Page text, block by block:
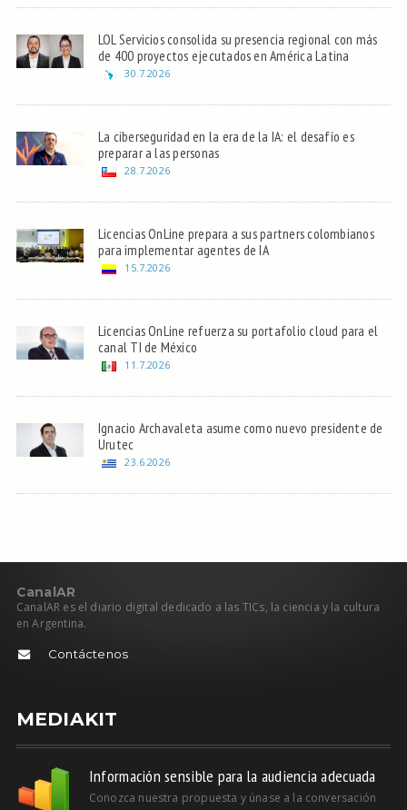
LOL Servicios consolida su presencia regional con más
de 400 proyectos ejecutados en América Latina
30.7.2026
La ciberseguridad en la era de la IA: el desafío es
preparar a las personas
28.7.2026
Licencias OnLine prepara a sus partners colombianos
para implementar agentes de IA
15.7.2026
Licencias OnLine refuerza su portafolio cloud para el
canal TI de México
11.7.2026
Ignacio Archavaleta asume como nuevo presidente de
Urutec
23.6.2026
CanalAR
CanalAR es el diario digital dedicado a las TICs, la ciencia y la cultura
en Argentina.
Contáctenos
MEDIAKIT
Información sensible para la audiencia adecuada
Conozca nuestra propuesta y únase a la conversación